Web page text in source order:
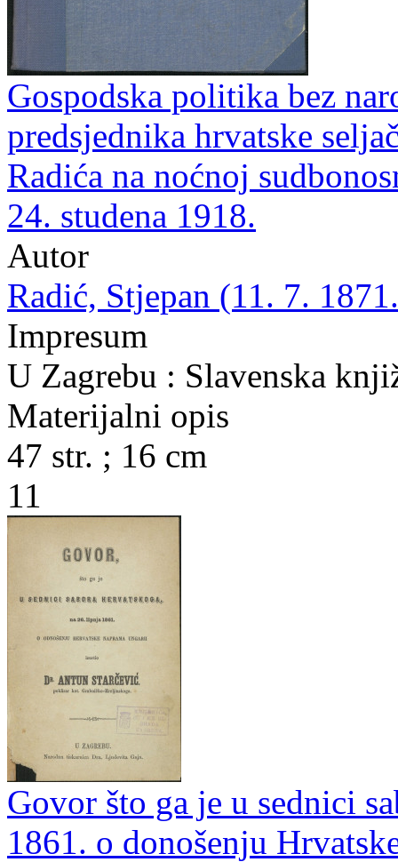
Gospodska politika bez
predsjednika hrvatske
Radića na noćnoj
24. studena 1918.
Autor
Radić, Stjepan (11. 7.
Impresum
U Zagrebu : Slavenska
Materijalni opis
47 str. ; 16 cm
11
Govor što ga je u sednici
1861. o donošenju